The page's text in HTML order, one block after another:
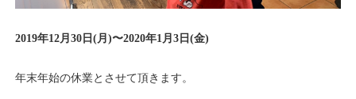
2019年12月30日(月)〜2020年1月3日(金)
年末年始の休業とさせて頂きます。